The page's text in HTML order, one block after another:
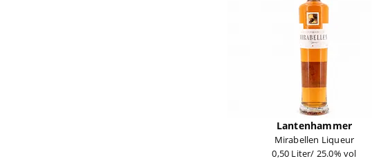
Lantenhammer
Mirabellen Liqueur
0,50 Liter/ 25.0% vol